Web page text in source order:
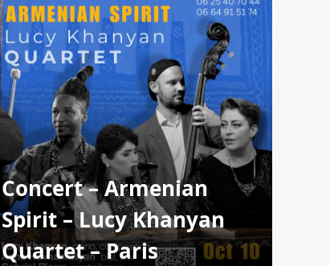
Concert – Armenian
Spirit – Lucy Khanyan
Quartet – Paris